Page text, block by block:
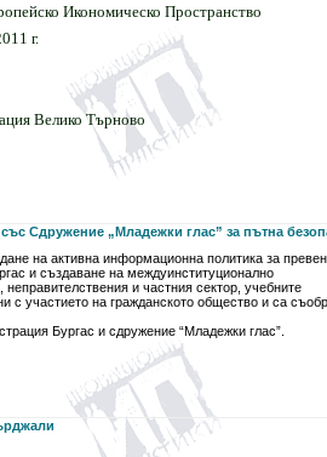
Икономическо Пространство
г.
Велико Търново
Сдружение „Младежки глас” за пътна
на активна информационна политика за
и създаване на междуинституционално
и частния сектор, учебните
с участието на гражданското общество и са
Бургас и сдружение “Младежки глас”.